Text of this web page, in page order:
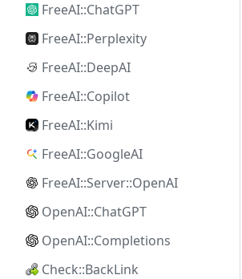
FreeAI::ChatGPT
FreeAI::Perplexity
FreeAI::DeepAI
FreeAI::Copilot
FreeAI::Kimi
FreeAI::GoogleAI
FreeAI::Server::OpenAI
OpenAI::ChatGPT
OpenAI::Completions
Check::BackLink